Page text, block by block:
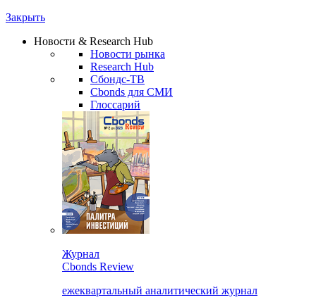
Закрыть
Новости & Research Hub
Новости рынка
Research Hub
Сбондс-ТВ
Cbonds для СМИ
Глоссарий
Журнал
Cbonds Review
ежеквартальный аналитический журнал